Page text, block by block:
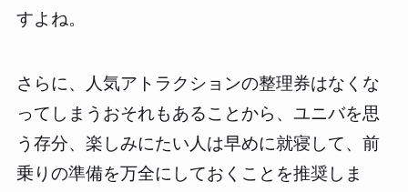
すよね。
さらに、人気アトラクションの整理券はなくな
ってしまうおそれもあることから、ユニバを思
う存分、楽しみにたい人は早めに就寝して、前
乗りの準備を万全にしておくことを推奨しま